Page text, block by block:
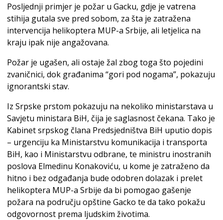
Posljednji primjer je požar u Gacku, gdje je vatrena
stihija gutala sve pred sobom, za šta je zatražena
intervencija helikoptera MUP-a Srbije, ali letjelica na
kraju ipak nije angažovana.
Požar je ugašen, ali ostaje žal zbog toga što pojedini
zvaničnici, dok građanima “gori pod nogama”, pokazuju
ignorantski stav.
Iz Srpske prstom pokazuju na nekoliko ministarstava u
Savjetu ministara BiH, čija je saglasnost čekana. Tako je
Kabinet srpskog člana Predsjedništva BiH uputio dopis
– urgenciju ka Ministarstvu komunikacija i transporta
BiH, kao i Ministarstvu odbrane, te ministru inostranih
poslova Elmedinu Konakoviću, u kome je zatraženo da
hitno i bez odgađanja bude odobren dolazak i prelet
helikoptera MUP-a Srbije da bi pomogao gašenje
požara na području opštine Gacko te da tako pokažu
odgovornost prema ljudskim životima.